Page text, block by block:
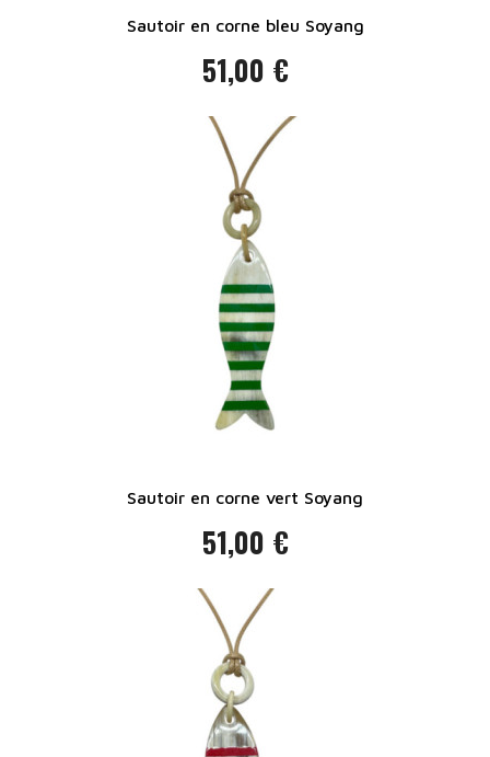
Sautoir en corne bleu Soyang
Prix
51,00 €
Sautoir en corne vert Soyang
Prix
51,00 €